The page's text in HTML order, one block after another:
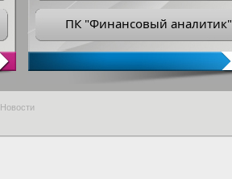
ПК "Финансовый аналитик"
Новости